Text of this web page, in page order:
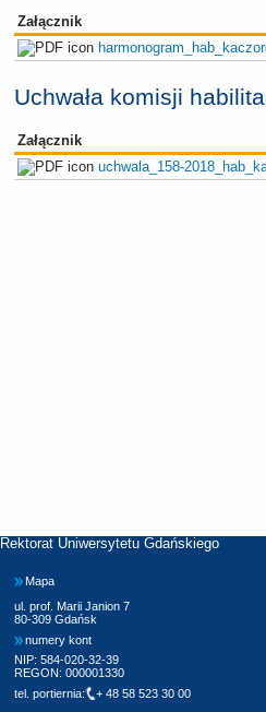
Załącznik
Uchwała komisji
Załącznik
uchwala_158-
Rektorat Uniwersytetu Gdańskiego
Mapa
ul. prof. Marii Janion 7
80-309 Gdańsk
numery kont
NIP: 584-020-32-39
REGON: 000001330
tel. portiernia:
+ 48 58 523 30 00